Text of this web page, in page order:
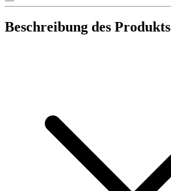
Beschreibung des Produkts